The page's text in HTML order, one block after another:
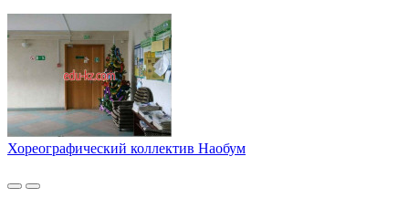
Хореографический коллектив Наобум